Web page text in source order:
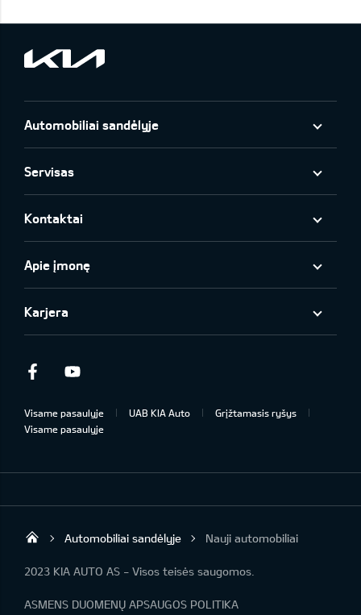
Automobiliai sandėlyje
Servisas
Kontaktai
Apie įmonę
Karjera
Facebook
Visame pasaulyje UAB KIA Auto
Grįžtamasis ryšys
Visame pasaulyje
UAB „Kia Auto“
Automobiliai sandėlyje Nauji automobiliai
2023 KIA AUTO AS - Visos teisės saugomos.
ASMENS DUOMENŲ APSAUGOS POLITIKA